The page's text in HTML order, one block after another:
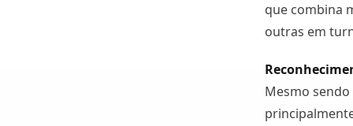
que combina
outras em
Mesmo